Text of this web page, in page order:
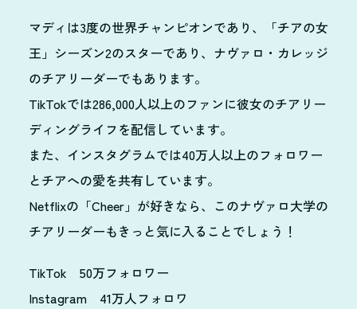
マディは3度の世界チャンピオンであり、「チアの女
王」シーズン2のスターであり、ナヴァロ・カレッジ
のチアリーダーでもあります。
TikTokでは286,000人以上のファンに彼女のチアリー
ディングライフを配信しています。
また、インスタグラムでは40万人以上のフォロワー
とチアへの愛を共有しています。
Netflixの「Cheer」が好きなら、このナヴァロ大学の
チアリーダーもきっと気に入ることでしょう！
TikTok 50万フォロワー
Instagram 41万人フォロワ